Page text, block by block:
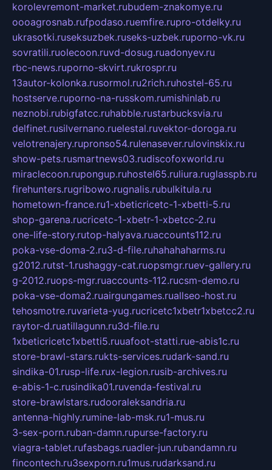
korolevremont-market.rubudem-znakomye.ru
oooagrosnab.rufpodaso.ruemfire.rupro-otdelky.ru
ukrasotki.ruseksuzbek.ruseks-uzbek.ruporno-vk.ru
sovratili.ruolecoon.ruvd-dosug.ruadonyev.ru
rbc-news.ruporno-skvirt.rukrospr.ru
13autor-kolonka.rusormol.ru2rich.ruhostel-65.ru
hostserve.ruporno-na-russkom.rumishinlab.ru
neznobi.rubigfatcc.ruhabble.rustarbucksvia.ru
delfinet.rusilvernano.ruelestal.ruvektor-doroga.ru
velotrenajery.rupronso54.rulenasever.rulovinskix.ru
show-pets.rusmartnews03.rudiscofoxworld.ru
miraclecoon.rupongup.ruhostel65.ruliura.ruglasspb.ru
firehunters.rugribowo.rugnalis.rubulkitula.ru
hometown-france.ru1-xbeticricetc-1-xbetti-5.ru
shop-garena.rucricetc-1-xbetr-1-xbetcc-2.ru
one-life-story.rutop-halyava.ruaccounts112.ru
poka-vse-doma-2.ru3-d-file.ruhahahaharms.ru
g2012.rutst-1.rushaggy-cat.ruopsmgr.ruev-gallery.ru
g-2012.ruops-mgr.ruaccounts-112.rucsm-demo.ru
poka-vse-doma2.ruairgungames.ruallseo-host.ru
tehosmotre.ruvarieta-yug.rucricetc1xbetr1xbetcc2.ru
raytor-d.ruatillagunn.ru3d-file.ru
1xbeticricetc1xbetti5.ruuafoot-statti.rue-abis1c.ru
store-brawl-stars.rukts-services.rudark-sand.ru
sindika-01.rusp-life.rux-legion.rusib-archives.ru
e-abis-1-c.rusindika01.ruvenda-festival.ru
store-brawlstars.rudooraleksandria.ru
antenna-highly.rumine-lab-msk.ru1-mus.ru
3-sex-porn.ruban-damn.rupurse-factory.ru
viagra-tablet.rufasbags.ruadler-jun.rubandamn.ru
fincontech.ru3sexporn.ru1mus.rudarksand.ru